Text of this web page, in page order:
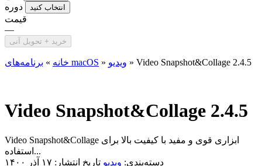
دوره انتخاب کنید
قیمت
—
خرید + تحویل آنی
خانه » برنامه‌های macOS » ویدیو » Video Snapshot&Collage 2.4.5
Video Snapshot&Collage 2.4.5
Video Snapshot&Collage ابزاری قوی و مفید با کیفیت بالا برای
استفاده...
دسته‌بندی: ویدیو تاریخ انتشار: ۱۷ آذر ۱۴۰۰